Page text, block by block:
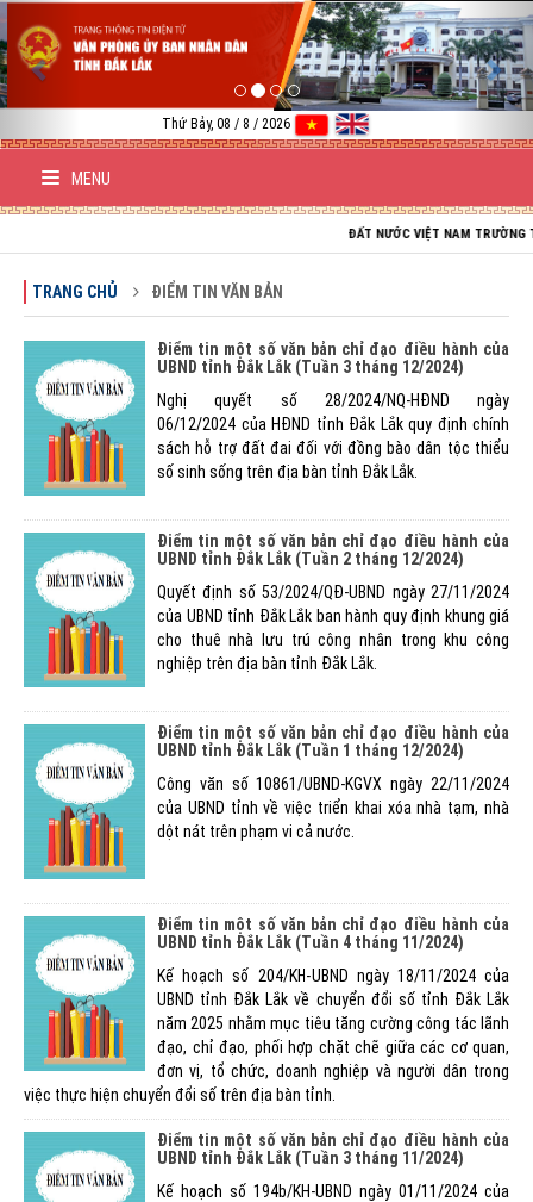
Thứ Bảy, 08 / 8 / 2026
MENU
ĐẤT NƯỚC VIỆT NAM TRƯỜNG TỒN;
TRANG CHỦ ĐIỂM TIN VĂN BẢN
Điểm tin một số văn bản chỉ đạo điều hành của
UBND tỉnh Đắk Lắk (Tuần 3 tháng 12/2024)
Nghị quyết số 28/2024/NQ-HĐND ngày
06/12/2024 của HĐND tỉnh Đắk Lắk quy định chính
sách hỗ trợ đất đai đối với đồng bào dân tộc thiểu
số sinh sống trên địa bàn tỉnh Đắk Lắk.
Điểm tin một số văn bản chỉ đạo điều hành của
UBND tỉnh Đắk Lắk (Tuần 2 tháng 12/2024)
Quyết định số 53/2024/QĐ-UBND ngày 27/11/2024
của UBND tỉnh Đắk Lắk ban hành quy định khung giá
cho thuê nhà lưu trú công nhân trong khu công
nghiệp trên địa bàn tỉnh Đắk Lắk.
Điểm tin một số văn bản chỉ đạo điều hành của
UBND tỉnh Đắk Lắk (Tuần 1 tháng 12/2024)
Công văn số 10861/UBND-KGVX ngày 22/11/2024
của UBND tỉnh về việc triển khai xóa nhà tạm, nhà
dột nát trên phạm vi cả nước.
Điểm tin một số văn bản chỉ đạo điều hành của
UBND tỉnh Đắk Lắk (Tuần 4 tháng 11/2024)
Kế hoạch số 204/KH-UBND ngày 18/11/2024 của
UBND tỉnh Đắk Lắk về chuyển đổi số tỉnh Đắk Lắk
năm 2025 nhằm mục tiêu tăng cường công tác lãnh
đạo, chỉ đạo, phối hợp chặt chẽ giữa các cơ quan,
đơn vị, tổ chức, doanh nghiệp và người dân trong
việc thực hiện chuyển đổi số trên địa bàn tỉnh.
Điểm tin một số văn bản chỉ đạo điều hành của
UBND tỉnh Đắk Lắk (Tuần 3 tháng 11/2024)
Kế hoạch số 194b/KH-UBND ngày 01/11/2024 của